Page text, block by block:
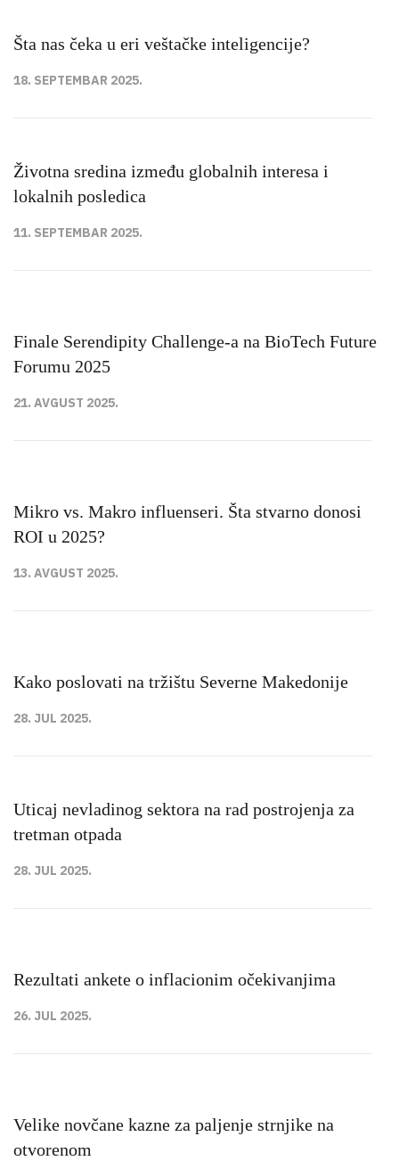
Šta nas čeka u eri veštačke inteligencije?
18. SEPTEMBAR 2025.
Životna sredina između globalnih interesa i
lokalnih posledica
11. SEPTEMBAR 2025.
Finale Serendipity Challenge-a na BioTech Future
Forumu 2025
21. AVGUST 2025.
Mikro vs. Makro influenseri. Šta stvarno donosi
ROI u 2025?
13. AVGUST 2025.
Kako poslovati na tržištu Severne Makedonije
28. JUL 2025.
Uticaj nevladinog sektora na rad postrojenja za
tretman otpada
28. JUL 2025.
Rezultati ankete o inflacionim očekivanjima
26. JUL 2025.
Velike novčane kazne za paljenje strnjike na
otvorenom